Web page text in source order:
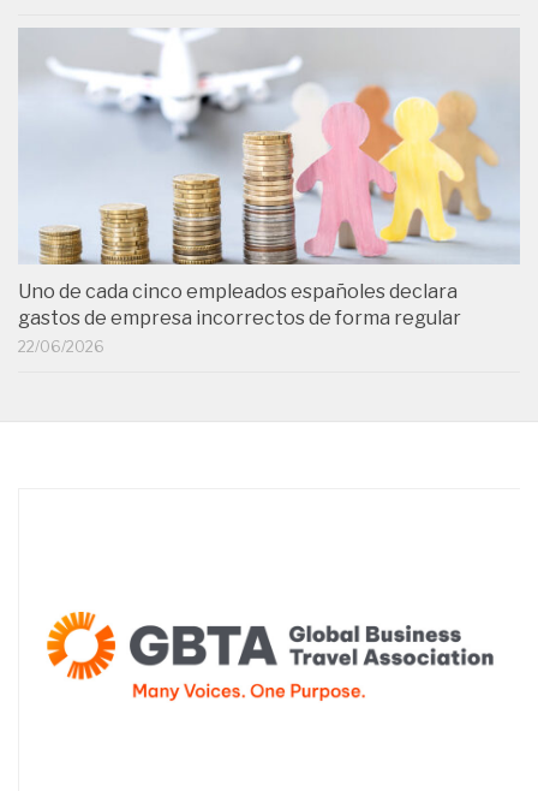
Uno de cada cinco empleados españoles declara
gastos de empresa incorrectos de forma regular
22/06/2026